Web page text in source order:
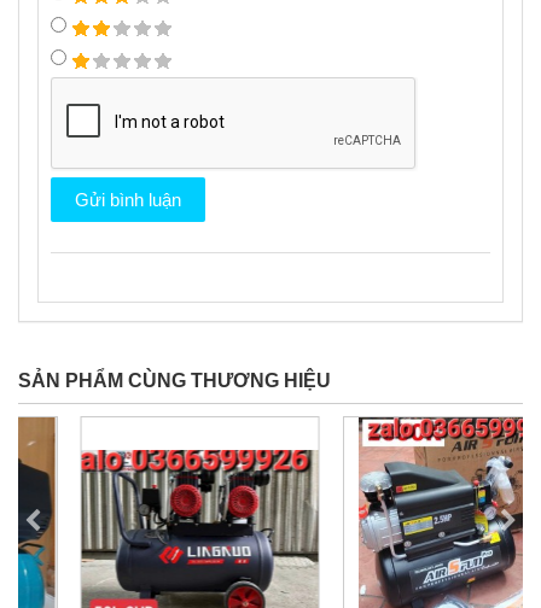
SẢN PHẨM CÙNG THƯƠNG HIỆU